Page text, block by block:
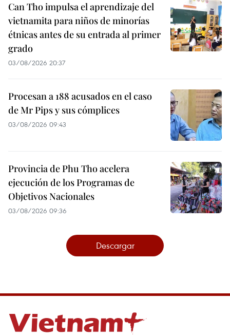
Can Tho impulsa el aprendizaje del
vietnamita para niños de minorías
étnicas antes de su entrada al primer
grado
03/08/2026 20:37
Procesan a 188 acusados en el caso
de Mr Pips y sus cómplices
03/08/2026 09:43
Provincia de Phu Tho acelera
ejecución de los Programas de
Objetivos Nacionales
03/08/2026 09:36
Descargar